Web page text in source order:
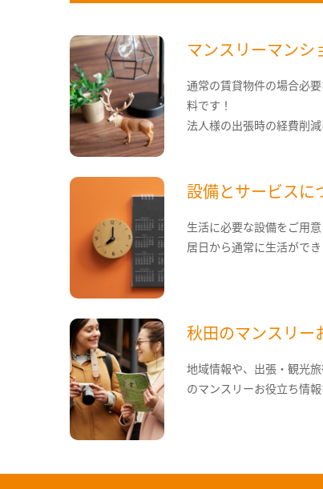
マンスリーマンシ
通常の賃貸物件の場合必
料です！
法人様の出張時の経費削減
設備とサービスに
生活に必要な設備をご用
居日から通常に生活ができ
秋田のマンスリー
地域情報や、出張・観光
のマンスリーお役立ち情報